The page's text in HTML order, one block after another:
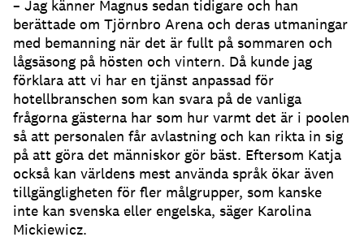
– Jag känner Magnus sedan tidigare och han
berättade om Tjörnbro Arena och deras utmaningar
med bemanning när det är fullt på sommaren och
lågsäsong på hösten och vintern. Då kunde jag
förklara att vi har en tjänst anpassad för
hotellbranschen som kan svara på de vanliga
frågorna gästerna har som hur varmt det är i poolen
så att personalen får avlastning och kan rikta in sig
på att göra det människor gör bäst. Eftersom Katja
också kan världens mest använda språk ökar även
tillgängligheten för fler målgrupper, som kanske
inte kan svenska eller engelska, säger Karolina
Mickiewicz.